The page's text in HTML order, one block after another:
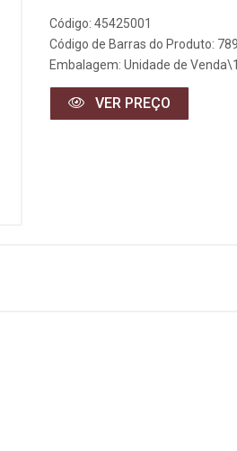
Código: 45425001
Código de Barras do Produto:
Embalagem: Unidade de Venda\1
VER PREÇO